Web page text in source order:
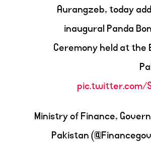
Aurangzeb, today
inaugural Panda
Ceremony held at the
pic.twitter.com/
— Ministry of Finance,
Pakistan